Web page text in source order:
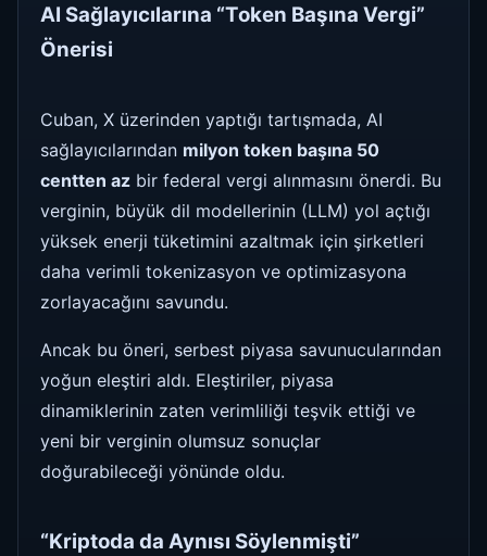
AI Sağlayıcılarına “Token Başına Vergi”
Önerisi
Cuban, X üzerinden yaptığı tartışmada, AI
sağlayıcılarından milyon token başına 50
centten az bir federal vergi alınmasını önerdi. Bu
verginin, büyük dil modellerinin (LLM) yol açtığı
yüksek enerji tüketimini azaltmak için şirketleri
daha verimli tokenizasyon ve optimizasyona
zorlayacağını savundu.
Ancak bu öneri, serbest piyasa savunucularından
yoğun eleştiri aldı. Eleştiriler, piyasa
dinamiklerinin zaten verimliliği teşvik ettiği ve
yeni bir verginin olumsuz sonuçlar
doğurabileceği yönünde oldu.
“Kriptoda da Aynısı Söylenmişti”